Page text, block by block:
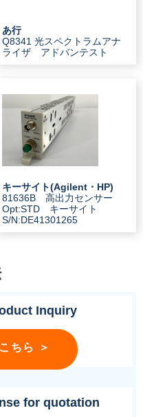
あ行
Q8341 光スペクトラムアナ
ライザ アドバンテスト
キーサイト(Agilent・HP)
81636B 高出力センサー
Opt:STD キーサイト
S/N:DE41301265
Inquiry
ちら ＞
for quotation